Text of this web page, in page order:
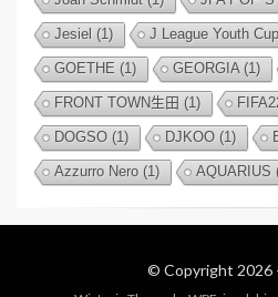
Jesiel (1) J League Youth Cup
GOETHE (1) GEORGIA (1)
FRONT TOWN生田 (1)
DOGSO (1) DJKOO (1)
Azzurro Nero (1) AQUARIUS
© Copyright 2026